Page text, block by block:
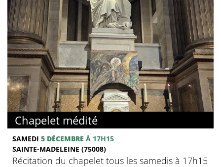
Chapelet médité
SAMEDI 5 DÉCEMBRE À 17H15
SAINTE-MADELEINE (75008)
Récitation du chapelet tous les samedis à 17h15